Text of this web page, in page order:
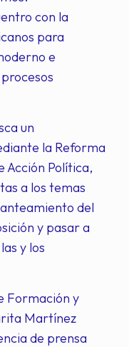
con la
para
e
un
la Reforma
Acción Política,
a los temas
del
y pasar a
y los
Formación y
Martínez
de prensa